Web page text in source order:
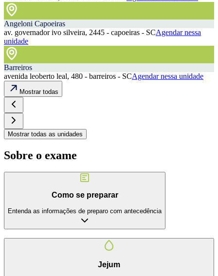
Angeloni Capoeiras
av. governador ivo silveira, 2445 - capoeiras - SCAgendar nessa
unidade
Barreiros
avenida leoberto leal, 480 - barreiros - SCAgendar nessa unidade
Mostrar todas
Mostrar todas as unidades
Sobre o exame
Como se preparar
Entenda as informações de preparo com antecedência
Jejum